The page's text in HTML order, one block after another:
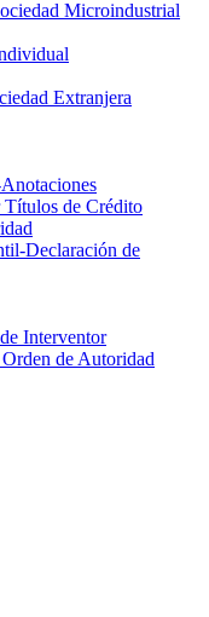
Microindustrial
Extranjera
de Crédito
Declaración de
Interventor
de Autoridad